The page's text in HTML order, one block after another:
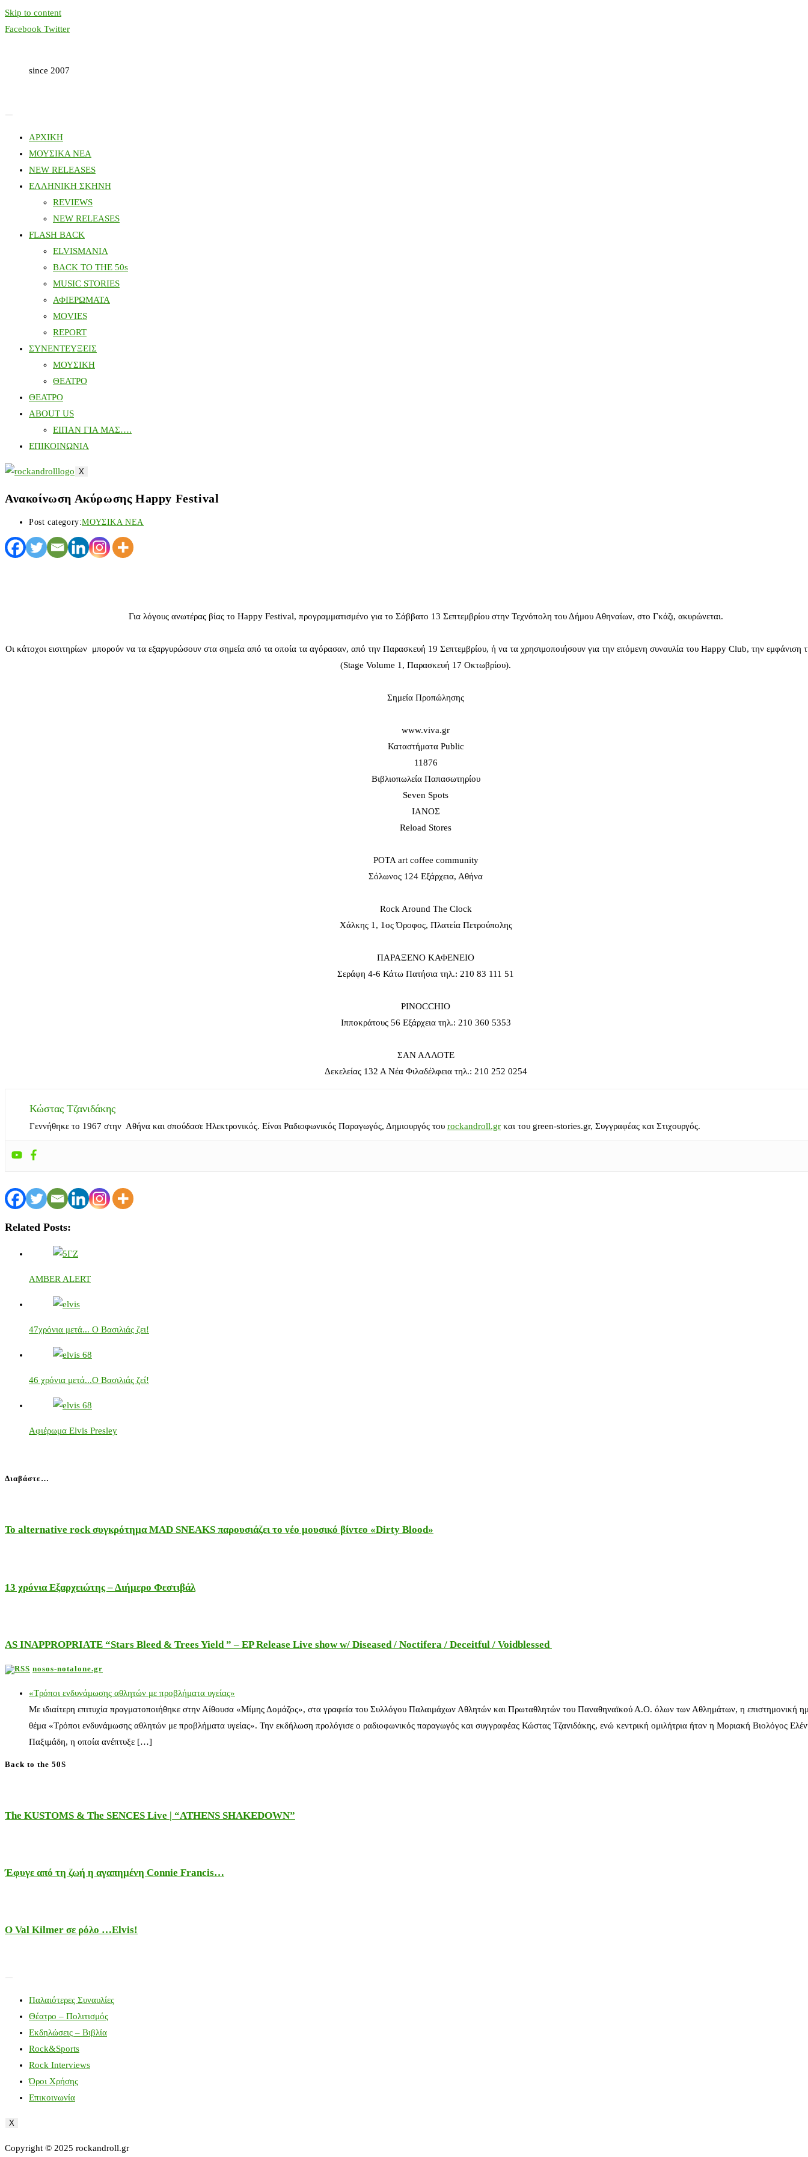
Skip to content
Facebook Twitter
since 2007
ΑΡΧΙΚΗ
ΜΟΥΣΙΚΑ ΝΕΑ
NEW RELEASES
ΕΛΛΗΝΙΚΗ ΣΚΗΝΗ
REVIEWS
NEW RELEASES
FLASH BACK
ELVISMANIA
BACK TO THE 50s
MUSIC STORIES
ΑΦΙΕΡΩΜΑΤΑ
MOVIES
REPORT
ΣΥΝΕΝΤΕΥΞΕΙΣ
ΜΟΥΣΙΚΗ
ΘΕΑΤΡΟ
ΘΕΑΤΡΟ
ABOUT US
ΕΙΠΑΝ ΓΙΑ ΜΑΣ….
ΕΠΙΚΟΙΝΩΝΙΑ
X
Ανακοίνωση Ακύρωσης Happy Festival
Post category:ΜΟΥΣΙΚΑ ΝΕΑ
Για λόγους ανωτέρας βίας το Happy Festival, προγραμματισμένο για το Σάββατο 13 Σεπτεμβρίου στην Τεχνόπολη του Δήμου Αθηναίων, στο Γκάζι, ακυρώνεται.
Οι κάτοχοι εισιτηρίων μπορούν να τα εξαργυρώσουν στα σημεία από τα οποία τα αγόρασαν, από την Παρασκευή 19 Σεπτεμβρίου, ή να τα χρησιμοποιήσουν για την επόμενη συναυλία του Happy Club, την εμφάνιση
(Stage Volume 1, Παρασκευή 17 Οκτωβρίου).
Σημεία Προπώλησης
www.viva.gr
Καταστήματα Public
11876
Βιβλιοπωλεία Παπασωτηρίου
Seven Spots
ΙΑΝΟΣ
Reload Stores
ΡΟΤΑ art coffee community
Σόλωνος 124 Εξάρχεια, Αθήνα
Rock Around The Clock
Χάλκης 1, 1ος Όροφος, Πλατεία Πετρούπολης
ΠΑΡΑΞΕΝΟ ΚΑΦΕΝΕΙΟ
Σεράφη 4-6 Κάτω Πατήσια τηλ.: 210 83 111 51
PINOCCHIO
Ιπποκράτους 56 Εξάρχεια τηλ.: 210 360 5353
ΣΑΝ ΑΛΛΟΤΕ
Δεκελείας 132 Α Νέα Φιλαδέλφεια τηλ.: 210 252 0254
Κώστας Τζανιδάκης
Γεννήθηκε το 1967 στην Αθήνα και σπούδασε Ηλεκτρονικός. Είναι Ραδιοφωνικός Παραγωγός, Δημιουργός του rockandroll.gr και του green-stories.gr, Συγγραφέας και Στιχουργός.
Related Posts:
AMBER ALERT
47χρόνια μετά... Ο Βασιλιάς ζει!
46 χρόνια μετά...Ο Βασιλιάς ζεί!
Αφιέρωμα Elvis Presley
Διαβάστε…
Το alternative rock συγκρότημα MAD SNEAKS παρουσιάζει το νέο μουσικό βίντεο «Dirty Blood»
13 χρόνια Εξαρχειώτης – Διήμερο Φεστιβάλ
AS INAPPROPRIATE “Stars Bleed & Trees Yield ” – EP Release Live show w/ Diseased / Noctifera / Deceitful / Voidblessed
nosos-notalone.gr
«Τρόποι ενδυνάμωσης αθλητών με προβλήματα υγείας»
Με ιδιαίτερη επιτυχία πραγματοποιήθηκε στην Αίθουσα «Μίμης Δομάζος», στα γραφεία του Συλλόγου Παλαιμάχων Αθλητών και Πρωταθλητών του Παναθηναϊκού Α.Ο. όλων των Αθλημάτων, η επιστημονική
θέμα «Τρόποι ενδυνάμωσης αθλητών με προβλήματα υγείας». Την εκδήλωση προλόγισε ο ραδιοφωνικός παραγωγός και συγγραφέας Κώστας Τζανιδάκης, ενώ κεντρική ομιλήτρια ήταν η Μοριακή Βιολόγος
Παξιμάδη, η οποία ανέπτυξε […]
Back to the 50S
The KUSTOMS & The SENCES Live | “ATHENS SHAKEDOWN”
Έφυγε από τη ζωή η αγαπημένη Connie Francis…
Ο Val Kilmer σε ρόλο …Elvis!
Παλαιότερες Συναυλίες
Θέατρο – Πολιτισμός
Εκδηλώσεις – Βιβλία
Rock&Sports
Rock Interviews
Όροι Χρήσης
Επικοινωνία
X
Copyright © 2025 rockandroll.gr